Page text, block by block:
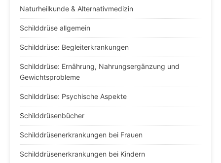
Naturheilkunde & Alternativmedizin
Schilddrüse allgemein
Schilddrüse: Begleiterkrankungen
Schilddrüse: Ernährung, Nahrungsergänzung und
Gewichtsprobleme
Schilddrüse: Psychische Aspekte
Schilddrüsenbücher
Schilddrüsenerkrankungen bei Frauen
Schilddrüsenerkrankungen bei Kindern